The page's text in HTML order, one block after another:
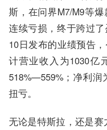
斯，在问界M7/M9等
连续亏损，终于跨过
10日发布的业绩预告
计营业收入为1030亿
518%—559%；净利
扭亏。
无论是特斯拉，还是